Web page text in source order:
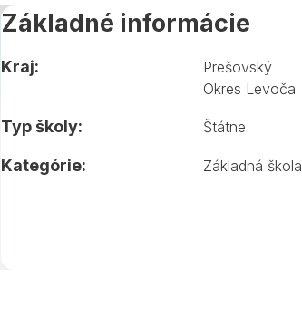
Základné informácie
Kraj:
Prešovský
Okres Levoča
Typ školy: Štátne
Kategórie: Základná škola